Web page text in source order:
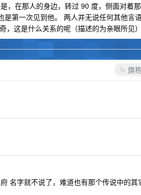
，在那人的身边，转过 90 度，侧面对着
第一次见到他。 两人并无说任何其他言
这是什么关系的呢（描述的为亲眼所见）
旗
名字就不说了，难道也有那个传说中的